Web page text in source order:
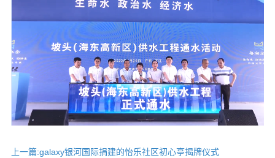
上一篇:galaxy银河国际捐建的怡乐社区初心亭揭牌仪式